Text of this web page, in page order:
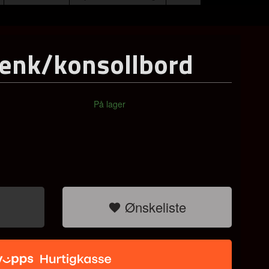
konsollbord
På lager
Ønskeliste